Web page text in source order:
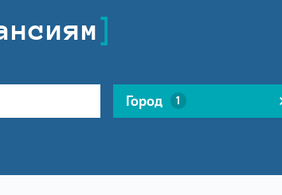
Город 1